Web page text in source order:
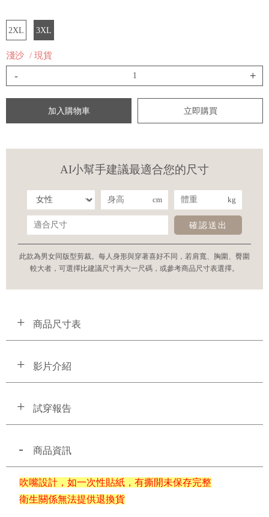
2XL 3XL
淺沙 / 現貨
- +
加入購物車 立即購買
AI小幫手建議最適合您的尺寸
cm kg
確認送出
此款為男女同版型剪裁。每人身形與穿著喜好不同，若肩寬、胸圍、臀圍
較大者，可選擇比建議尺寸再大一尺碼，或參考商品尺寸表選擇。
商品尺寸表
影片介紹
試穿報告
商品資訊
吹嘴設計，如一次性貼紙，有撕開未保存完整
衛生關係無法提供退換貨